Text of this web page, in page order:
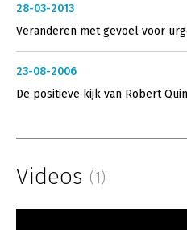
28-03-2013
Veranderen met gevoel voor
23-08-2006
De positieve kijk van Robert
Videos (1)